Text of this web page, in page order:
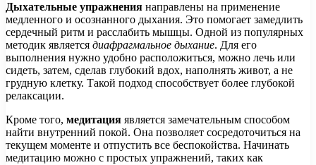
Дыхательные упражнения направлены на применение
медленного и осознанного дыхания. Это помогает замедлить
сердечный ритм и расслабить мышцы. Одной из популярных
методик является диафрагмальное дыхание. Для его
выполнения нужно удобно расположиться, можно лечь или
сидеть, затем, сделав глубокий вдох, наполнять живот, а не
грудную клетку. Такой подход способствует более глубокой
релаксации.
Кроме того, медитация является замечательным способом
найти внутренний покой. Она позволяет сосредоточиться на
текущем моменте и отпустить все беспокойства. Начинать
медитацию можно с простых упражнений, таких как